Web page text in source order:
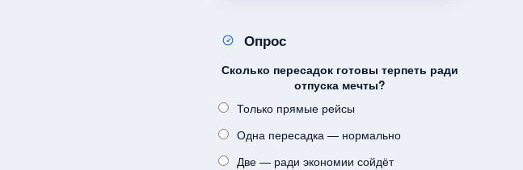
Опрос
Сколько пересадок готовы терпеть ради
отпуска мечты?
Только прямые рейсы
Одна пересадка — нормально
Две — ради экономии сойдёт